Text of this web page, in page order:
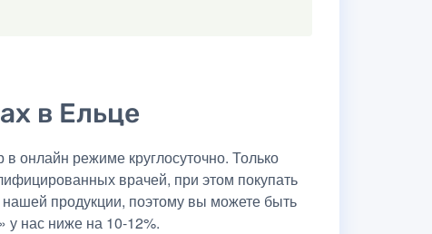
в Ельце
онлайн режиме круглосуточно. Только
врачей, при этом покупать
продукции, поэтому вы можете быть
у нас ниже на 10-12%.